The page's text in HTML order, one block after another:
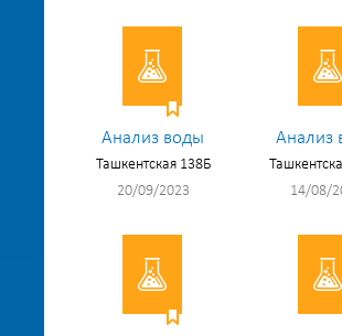
Анализ воды
Ташкентская 138Б
20/09/2023
Анализ
14/08/